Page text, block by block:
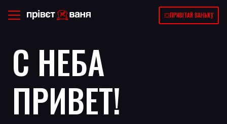
💥ПРИВІТАЙ ВАНЬКУ
С НЕБА
ПРИВЕТ!